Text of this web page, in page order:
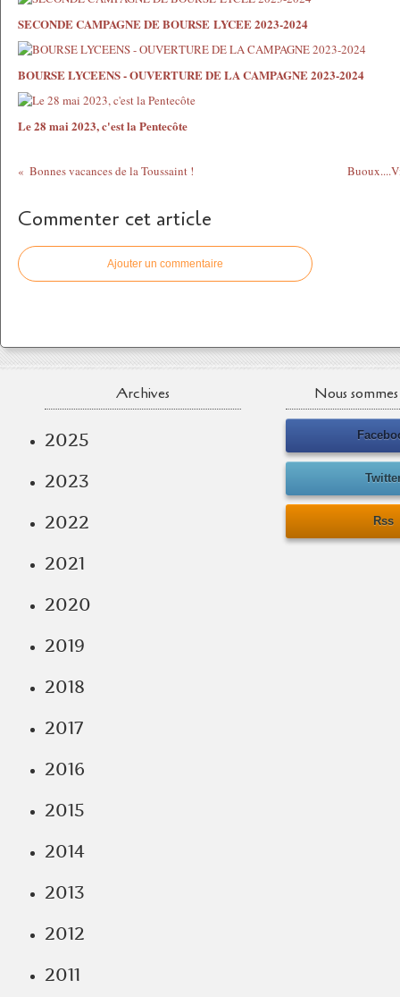
SECONDE CAMPAGNE DE BOURSE LYCEE 2023-2024
BOURSE LYCEENS - OUVERTURE DE LA CAMPAGNE 2023-2024
Le 28 mai 2023, c'est la Pentecôte
Bonnes vacances de la Toussaint !
Commenter cet article
Ajouter un commentaire
Archives
2025
2023
2022
2021
2020
2019
2018
2017
2016
2015
2014
2013
2012
2011
Nous
Rss